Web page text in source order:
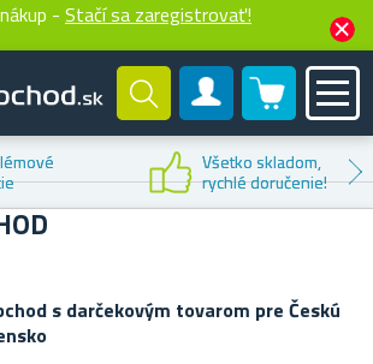
- Stačí sa zaregistrovať!
Zákaznícky účet
0 produktů
Všetko skladom,
rychlé doručenie!
s darčekovým tovarom pre Českú